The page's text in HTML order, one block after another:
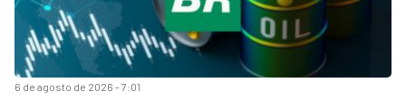
6 de agosto de 2026 - 7:01